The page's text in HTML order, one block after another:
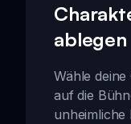
ablegen
Wähle
auf die
unheimliche